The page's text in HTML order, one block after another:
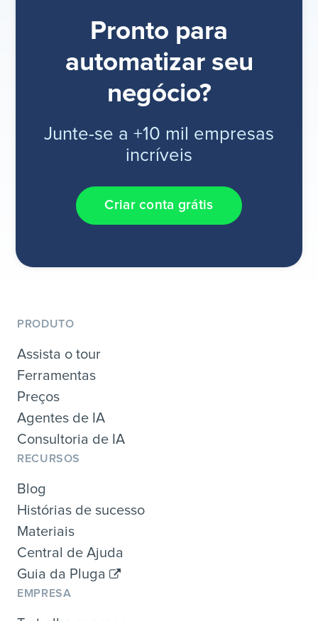
Pronto para
automatizar seu
negócio?
Junte-se a +10 mil empresas
incríveis
Criar conta grátis
PRODUTO
Assista o tour
Ferramentas
Preços
Agentes de IA
Consultoria de IA
RECURSOS
Blog
Histórias de sucesso
Materiais
Central de Ajuda
Guia da Pluga
EMPRESA